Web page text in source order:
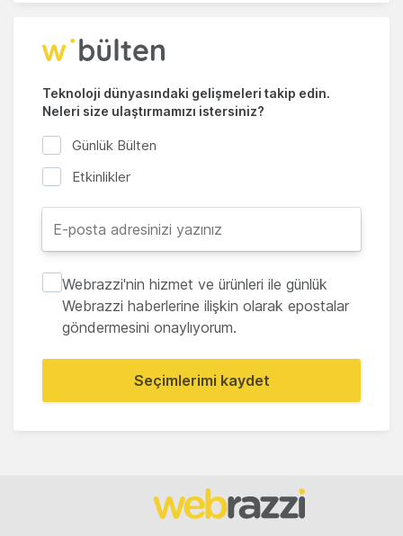
Teknoloji dünyasındaki gelişmeleri takip edin.
Neleri size ulaştırmamızı istersiniz?
Günlük Bülten
Etkinlikler
Webrazzi'nin hizmet ve ürünleri ile günlük
Webrazzi haberlerine ilişkin olarak epostalar
göndermesini onaylıyorum.
Seçimlerimi kaydet